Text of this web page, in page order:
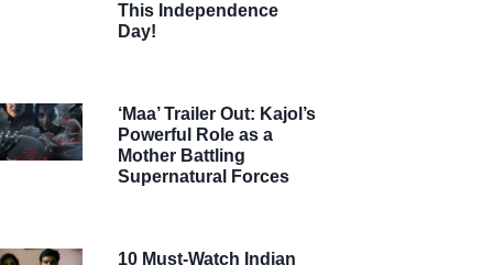
This Independence
Day!
‘Maa’ Trailer Out: Kajol’s
Powerful Role as a
Mother Battling
Supernatural Forces
10 Must-Watch Indian